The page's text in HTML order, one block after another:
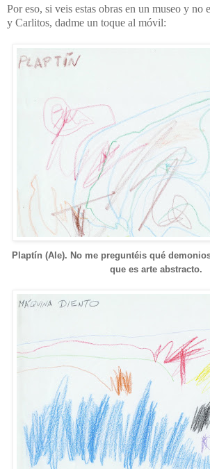
Por eso, si veis estas obras en un museo y no
y Carlitos, dadme un toque al móvil:
Plaptín (Ale). No me preguntéis qué
que es arte abstracto.